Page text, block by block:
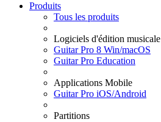
Produits
Tous les produits
Logiciels d'édition musicale
Guitar Pro 8 Win/macOS
Guitar Pro Education
Applications Mobile
Guitar Pro iOS/Android
Partitions